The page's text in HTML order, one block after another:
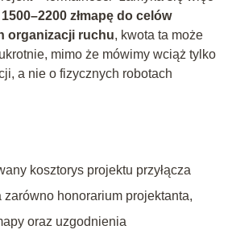
1500–2200 złmapę do celów
organizacji ruchu, kwota ta może
mimo że mówimy wciąż tylko
a nie o fizycznych robotach
kosztorys projektu przyłącza
honorarium projektanta,
oraz uzgodnienia